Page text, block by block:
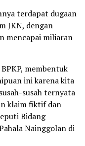
terdapat dugaan
JKN, dengan
mencapai miliaran
BPKP, membentuk
ini karena kita
susah ternyata
klaim fiktif dan
Bidang
Nainggolan di